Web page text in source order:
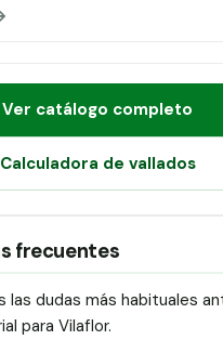
Ver catálogo completo
Calculadora de vallados
frecuentes
las dudas más habituales
para Vilaflor.